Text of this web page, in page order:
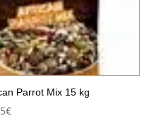
Parrot Mix 15 kg
€